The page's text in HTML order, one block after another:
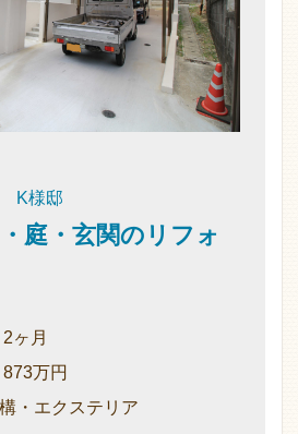
K様邸
庭・玄関のリフォ
月
万円
・エクステリア